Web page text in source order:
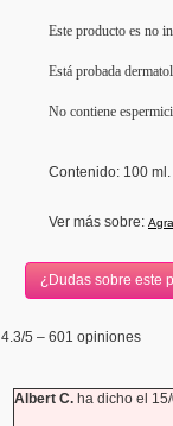
Este producto es no
Está probada
No contiene
Contenido: 100 ml.
Ver más sobre:
¿Dudas sobre este
4.3/5 – 601 opiniones
Albert C.ha dicho el